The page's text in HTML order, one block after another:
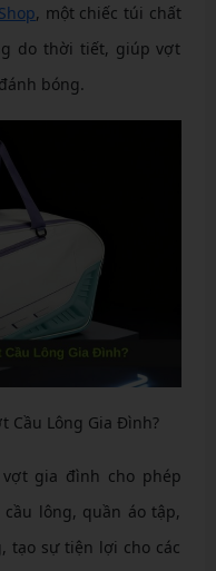
, một chiếc túi chất
do thời tiết, giúp vợt
bóng.
Cầu Lông Gia Đình?
gia đình cho phép
lông, quần áo tập,
tạo sự tiện lợi cho các